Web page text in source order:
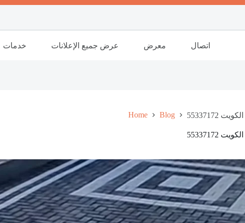
خدمات عرض جميع الإعلانات معرض اتصال
Home Blog